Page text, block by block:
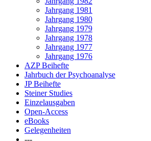
Jahrgang 1981
Jahrgang 1980
Jahrgang 1979
Jahrgang 1978
Jahrgang 1977
Jahrgang 1976
AZP Beihefte
Jahrbuch der Psychoanalyse
JP Beihefte
Steiner Studies
Einzelausgaben
Open-Access
eBooks
Gelegenheiten
---